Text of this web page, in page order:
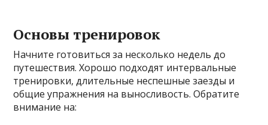
Основы тренировок
Начните готовиться за несколько недель до
путешествия. Хорошо подходят интервальные
тренировки, длительные неспешные заезды и
общие упражнения на выносливость. Обратите
внимание на: